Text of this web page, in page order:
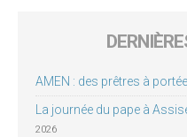
AMEN : des prêtres à
La journée du pape à
2026